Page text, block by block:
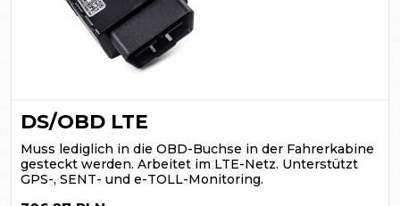
DS/OBD LTE
Muss lediglich in die OBD-Buchse in der Fahrerkabine
gesteckt werden. Arbeitet im LTE-Netz. Unterstützt
GPS-, SENT- und e-TOLL-Monitoring.